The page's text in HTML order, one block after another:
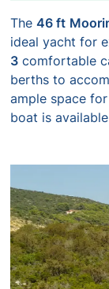
The46 ft
ideal yacht for
3 comfortable
berths to
ample space
boat is